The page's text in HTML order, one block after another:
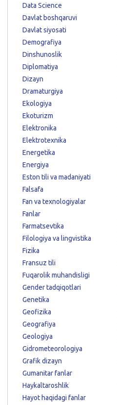
Data Science
Davlat boshqaruvi
Davlat siyosati
Demografiya
Dinshunoslik
Diplomatiya
Dizayn
Dramaturgiya
Ekologiya
Ekoturizm
Elektronika
Elektrotexnika
Energetika
Energiya
Eston tili va madaniyati
Falsafa
Fan va texnologiyalar
Fanlar
Farmatsevtika
Filologiya va lingvistika
Fizika
Fransuz tili
Fuqarolik muhandisligi
Gender tadqiqotlari
Genetika
Geofizika
Geografiya
Geologiya
Gidrometeorologiya
Grafik dizayn
Gumanitar fanlar
Haykaltaroshlik
Hayot haqidagi fanlar